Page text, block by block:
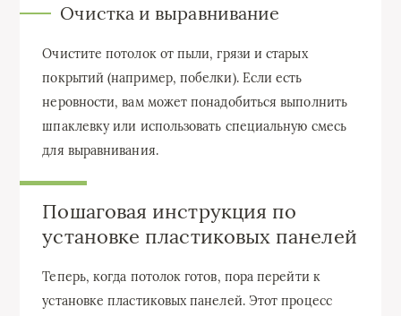
Очистка и выравнивание
Очистите потолок от пыли, грязи и старых
покрытий (например, побелки). Если есть
неровности, вам может понадобиться выполнить
шпаклевку или использовать специальную смесь
для выравнивания.
Пошаговая инструкция по
установке пластиковых панелей
Теперь, когда потолок готов, пора перейти к
установке пластиковых панелей. Этот процесс